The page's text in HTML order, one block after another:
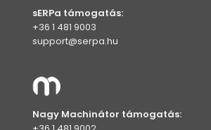
sERPa támogatás:
+36 1 481 9003
support@serpa.hu
Nagy Machinátor támogatás: